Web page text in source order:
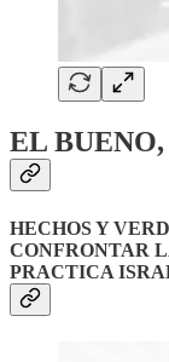
EL
HECHOS Y
CONFRONTAR
PRACTICA